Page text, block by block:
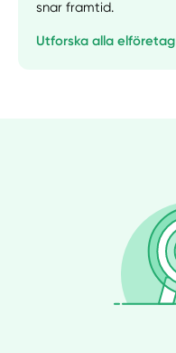
snar framtid.
Utforska alla elföretag